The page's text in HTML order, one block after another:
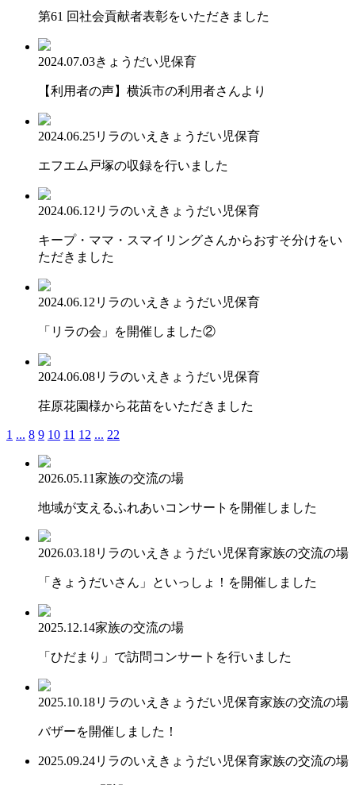
第61 回社会貢献者表彰をいただきました
2024.07.03きょうだい児保育
【利用者の声】横浜市の利用者さんより
2024.06.25リラのいえ きょうだい児保育
エフエム戸塚の収録を行いました
2024.06.12 リラのいえ きょうだい児保育
キープ・ママ・スマイリングさんからおすそ分けをい
ただきました
2024.06.12 リラのいえ きょうだい児保育
「リラの会」を開催しました②
2024.06.08リラのいえ きょうだい児保育
荏原花園様から花苗をいただきました
1 ... 8 9 10 11 12 ... 22
2026.05.11家族の交流の場
地域が支えるふれあいコンサートを開催しました
2026.03.18リラのいえ きょうだい児保育家族の交流の場
「きょうだいさん」といっしょ！を開催しました
2025.12.14家族の交流の場
「ひだまり」で訪問コンサートを行いました
2025.10.18リラのいえ きょうだい児保育家族の交流の場
バザーを開催しました！
2025.09.24リラのいえ きょうだい児保育家族の交流の場